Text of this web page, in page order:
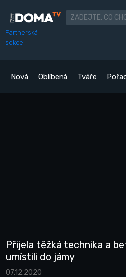
Partnerská
sekce
Nová Oblíbená Tváře
Přijela těžká technika a
umístili do jámy
07.12.2020